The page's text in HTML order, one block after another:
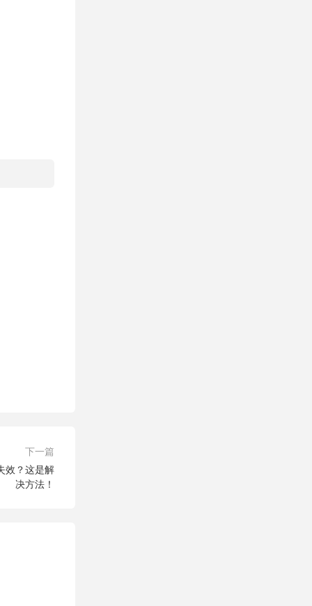
下一篇
效？这是解
决方法！